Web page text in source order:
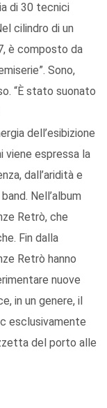
di 30 tecnici
cilindro di un
è composto da
Sono,
“È stato suonato
dell’esibizione
viene espressa la
dall’aridità e
Nell’album
Retrò, che
Fin dalla
Retrò hanno
nuove
in un genere, il
esclusivamente
del porto alle